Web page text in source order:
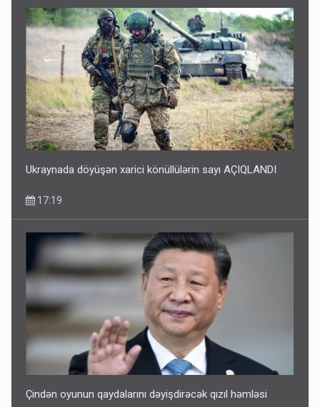
Ukraynada döyüşən xarici könüllülərin sayı AÇIQLANDI
17:19
Çindən oyunun qaydalarını dəyişdirəcək qızıl həmləsi